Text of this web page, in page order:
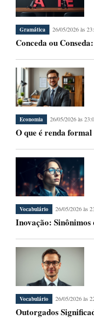
Gramática 26/05/2026 às
Conceda ou
Economia 26/05/2026 às
O que é renda
Vocabulário 26/05/2026 às
Inovação: Sinônimos
Vocabulário 26/05/2026 às
Outorgados